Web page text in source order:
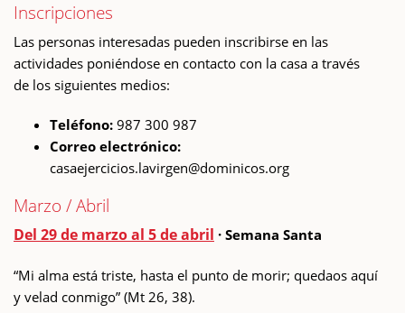
Inscripciones
Las personas interesadas pueden inscribirse en las
actividades poniéndose en contacto con la casa a través
de los siguientes medios:
Teléfono: 987 300 987
Correo electrónico:
casaejercicios.lavirgen@dominicos.org
Marzo / Abril
Del 29 de marzo al 5 de abril · Semana Santa
“Mi alma está triste, hasta el punto de morir; quedaos aquí
y velad conmigo” (Mt 26, 38).